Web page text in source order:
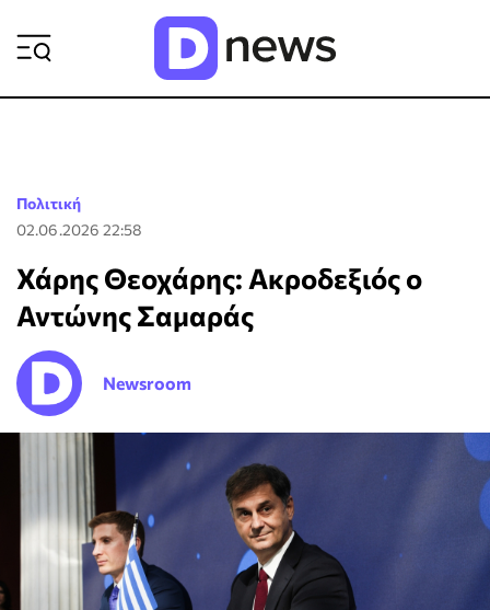
Πολιτική
02.06.2026 22:58
Χάρης Θεοχάρης: Ακροδεξιός ο
Αντώνης Σαμαράς
Newsroom